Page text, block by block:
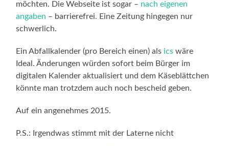
möchten. Die Webseite ist sogar – nach eigenen
angaben – barrierefrei. Eine Zeitung hingegen nur
schwerlich.
Ein Abfallkalender (pro Bereich einen) als ics wäre
Ideal. Änderungen würden sofort beim Bürger im
digitalen Kalender aktualisiert und dem Käseblättchen
könnte man trotzdem auch noch bescheid geben.
Auf ein angenehmes 2015.
P.S.: Irgendwas stimmt mit der Laterne nicht